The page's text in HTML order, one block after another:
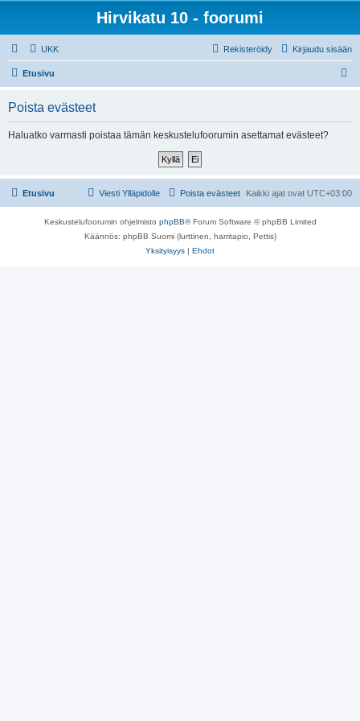
Hirvikatu 10 - foorumi
UKK Kirjaudu sisään
Rekisteröidy
Etusivu
Poista evästeet
Haluatko varmasti poistaa tämän keskustelufoorumin asettamat evästeet?
Etusivu Kaikki ajat ovat UTC+03:00
Poista evästeet
Viesti Ylläpidolle
Keskustelufoorumin ohjelmisto phpBB® Forum Software © phpBB Limited
Käännös: phpBB Suomi (lurttinen, harritapio, Pettis)
Yksityisyys | Ehdot